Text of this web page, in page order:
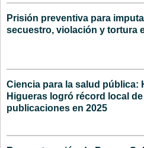
Prisión preventiva para
secuestro, violación y tortura
Ciencia para la salud pública:
Higueras logró récord local de
publicaciones en 2025